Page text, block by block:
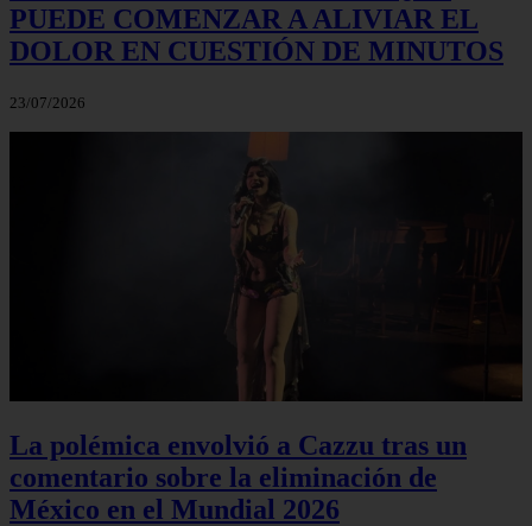
PUEDE COMENZAR A ALIVIAR EL
DOLOR EN CUESTIÓN DE MINUTOS
23/07/2026
La polémica envolvió a Cazzu tras un
comentario sobre la eliminación de
México en el Mundial 2026